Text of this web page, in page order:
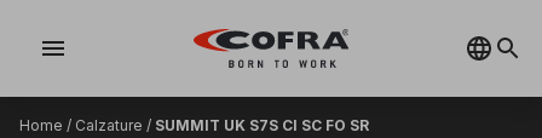
menu
Home / Calzature / SUMMIT UK S7S CI SC FO SR